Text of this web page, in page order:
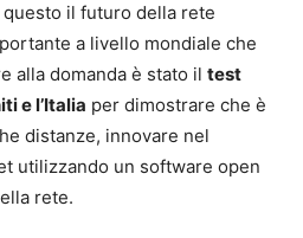
il futuro della rete
a livello mondiale che
alla domanda è stato il test
e l’Italia per dimostrare che è
distanze, innovare nel
utilizzando un software open
rete.